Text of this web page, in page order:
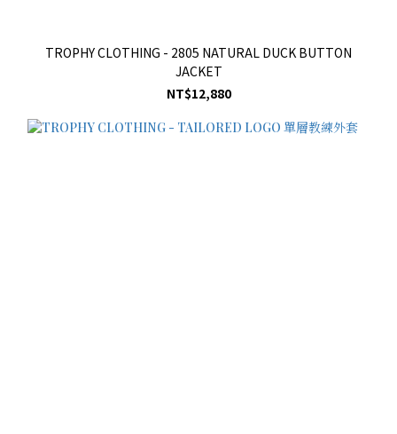
TROPHY CLOTHING - 2805 NATURAL DUCK BUTTON
JACKET
NT$12,880